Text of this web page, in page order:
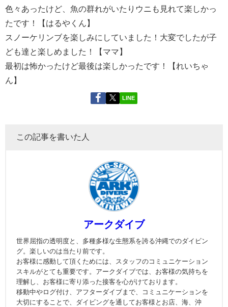
色々あったけど、魚の群れがいたりウニも見れて楽しかっ
たです！【はるやくん】
スノーケリンブを楽しみにしていました！大変でしたが子
ども達と楽しめました！【ママ】
最初は怖かったけど最後は楽しかったです！【れいちゃ
ん】
LINE
この記事を書いた人
アークダイブ
世界屈指の透明度と、多種多様な生態系を誇る沖縄でのダイビン
グ。楽しいのは当たり前です。
お客様に感動して頂くためには、スタッフのコミュニケーション
スキルがとても重要です。アークダイブでは、お客様の気持ちを
理解し、お客様に寄り添った接客を心がけております。
移動中やログ付け、アフターダイブまで、コミュニケーションを
大切にすることで、ダイビングを通してお客様とお店、海、沖